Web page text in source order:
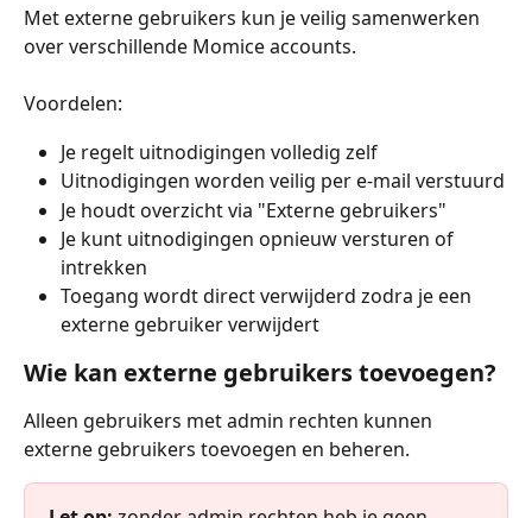
Met externe gebruikers kun je veilig samenwerken
over verschillende Momice accounts.
Voordelen:
Je regelt uitnodigingen volledig zelf
Uitnodigingen worden veilig per e-mail verstuurd
Je houdt overzicht via "Externe gebruikers"
Je kunt uitnodigingen opnieuw versturen of
intrekken
Toegang wordt direct verwijderd zodra je een
externe gebruiker verwijdert
Wie kan externe gebruikers toevoegen?
Alleen gebruikers met admin rechten kunnen
externe gebruikers toevoegen en beheren.